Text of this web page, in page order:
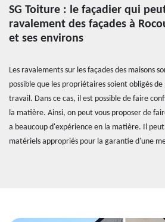
SG Toiture : le façadier qui
ravalement des façades à
et ses environs
Les ravalements sur les façades des maisons
possible que les propriétaires soient obligés
travail. Dans ce cas, il est possible de faire
la matière. Ainsi, on peut vous proposer de
a beaucoup d'expérience en la matière. Il
matériels appropriés pour la garantie d'une